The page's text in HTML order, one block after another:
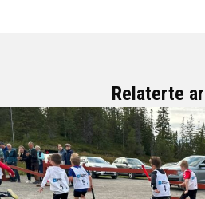
Relaterte